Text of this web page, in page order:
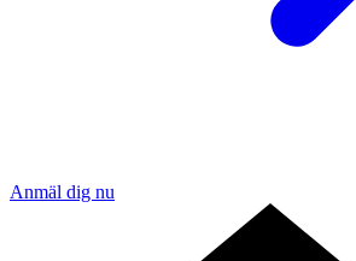
Anmäl dig nu